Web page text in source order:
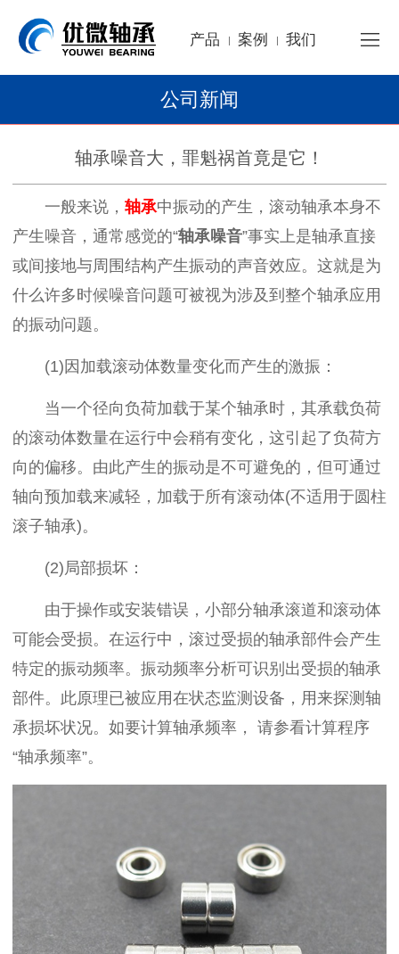
产品 | 案例 | 我们
公司新闻
轴承噪音大，罪魁祸首竟是它！
一般来说，轴承中振动的产生，滚动轴承本身不
产生噪音，通常感觉的“轴承噪音”事实上是轴承直接
或间接地与周围结构产生振动的声音效应。这就是为
什么许多时候噪音问题可被视为涉及到整个轴承应用
的振动问题。
(1)因加载滚动体数量变化而产生的激振：
当一个径向负荷加载于某个轴承时，其承载负荷
的滚动体数量在运行中会稍有变化，这引起了负荷方
向的偏移。由此产生的振动是不可避免的，但可通过
轴向预加载来减轻，加载于所有滚动体(不适用于圆柱
滚子轴承)。
(2)局部损坏：
由于操作或安装错误，小部分轴承滚道和滚动体
可能会受损。在运行中，滚过受损的轴承部件会产生
特定的振动频率。振动频率分析可识别出受损的轴承
部件。此原理已被应用在状态监测设备，用来探测轴
承损坏状况。如要计算轴承频率， 请参看计算程序
“轴承频率”。